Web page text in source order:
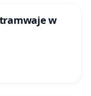
w